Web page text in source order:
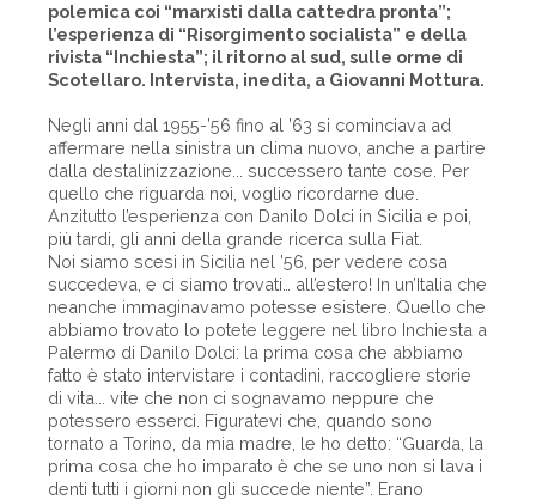
polemica coi “marxisti dalla cattedra pronta”;
l’esperienza di “Risorgimento socialista” e della
rivista “Inchiesta”; il ritorno al sud, sulle orme di
Scotellaro. Intervista, inedita, a Giovanni Mottura.
Negli anni dal 1955-’56 fino al ’63 si cominciava ad
affermare nella sinistra un clima nuovo, anche a partire
dalla destalinizzazione... successero tante cose. Per
quello che riguarda noi, voglio ricordarne due.
Anzitutto l’esperienza con Danilo Dolci in Sicilia e poi,
più tardi, gli anni della grande ricerca sulla Fiat.
Noi siamo scesi in Sicilia nel ’56, per vedere cosa
succedeva, e ci siamo trovati… all’estero! In un’Italia che
neanche immaginavamo potesse esistere. Quello che
abbiamo trovato lo potete leggere nel libro Inchiesta a
Palermo di Danilo Dolci: la prima cosa che abbiamo
fatto è stato intervistare i contadini, raccogliere storie
di vita... vite che non ci sognavamo neppure che
potessero esserci. Figuratevi che, quando sono
tornato a Torino, da mia madre, le ho detto: “Guarda, la
prima cosa che ho imparato è che se uno non si lava i
denti tutti i giorni non gli succede niente”. Erano